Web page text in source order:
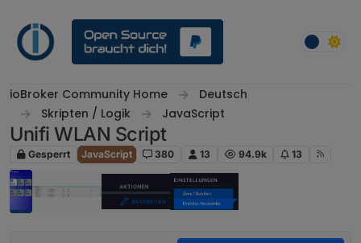
ioBroker Community Home
Deutsch
Skripten / Logik
JavaScript
Unifi WLAN Script
Gesperrt JavaScript 380 13 94.9k 13